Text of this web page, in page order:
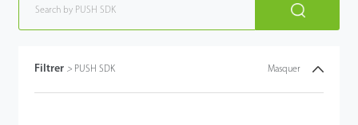
Filtrer > PUSH SDK Masquer